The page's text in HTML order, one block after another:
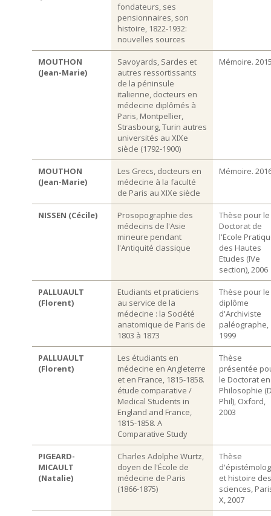
fondateurs, ses
pensionnaires, son
histoire, 1822-1932:
nouvelles sources
MOUTHON
(Jean-Marie)
Savoyards, Sardes et
autres ressortissants
de la péninsule
italienne, docteurs en
médecine diplômés à
Paris, Montpellier,
Strasbourg, Turin autres
universités au XIXe
siècle (1792-1900)
Mémoire.
MOUTHON
(Jean-Marie)
Les Grecs, docteurs en
médecine à la faculté
de Paris au XIXe siècle
Mémoire.
NISSEN (Cécile)
Prosopographie des
médecins de l'Asie
mineure pendant
l'Antiquité classique
Thèse pour le
Doctorat de
l'Ecole
des Hautes
Etudes (IVe
section), 2006
PALLUAULT
(Florent)
Etudiants et praticiens
au service de la
médecine : la Société
anatomique de Paris de
1803 à 1873
Thèse pour le
diplôme
d'Archiviste
paléographe,
1999
PALLUAULT
(Florent)
Les étudiants en
médecine en Angleterre
et en France, 1815-1858.
étude comparative /
Medical Students in
England and France,
1815-1858. A
Comparative Study
Thèse
présentée
le Doctorat en
Philosophie
Phil), Oxford,
2003
PIGEARD-
MICAULT
(Natalie)
Charles Adolphe Wurtz,
doyen de l'École de
médecine de Paris
(1866-1875)
Thèse
et histoire des
sciences,
X, 2007